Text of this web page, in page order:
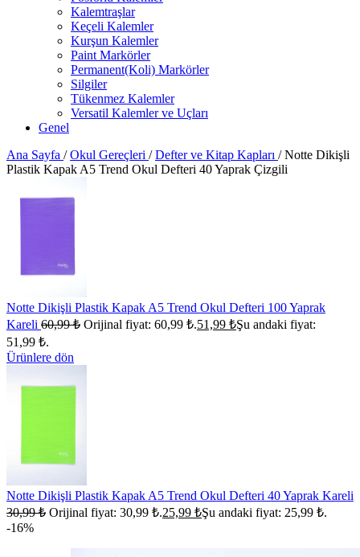
Kalemtraşlar
Keçeli Kalemler
Kurşun Kalemler
Paint Markörler
Permanent(Koli) Markörler
Silgiler
Tükenmez Kalemler
Versatil Kalemler ve Uçları
Genel
Ana Sayfa / Okul Gereçleri / Defter ve Kitap Kapları / Notte Dikişli
Plastik Kapak A5 Trend Okul Defteri 40 Yaprak Çizgili
Notte Dikişli Plastik Kapak A5 Trend Okul Defteri 100 Yaprak
Kareli 60,99₺ Orijinal fiyat: 60,99 ₺.51,99 ₺Şu andaki fiyat:
51,99 ₺.
Ürünlere dön
Notte Dikişli Plastik Kapak A5 Trend Okul Defteri 40 Yaprak Kareli
30,99₺ Orijinal fiyat: 30,99 ₺.25,99 ₺Şu andaki fiyat: 25,99 ₺.
-16%